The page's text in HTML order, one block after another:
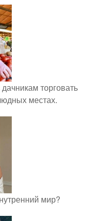
торговать
местах.
мир?